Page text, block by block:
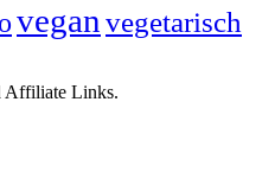
veganvegetarisch
Affiliate Links.